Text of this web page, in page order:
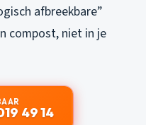
afbreekbare”
compost, niet in je
49 14